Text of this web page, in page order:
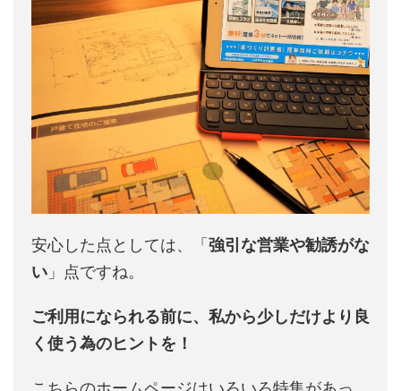
安心した点としては、「 強引な営業や勧誘がな
い 」点ですね。
ご利用になられる前に、私から少しだけより良
く使う為のヒントを！